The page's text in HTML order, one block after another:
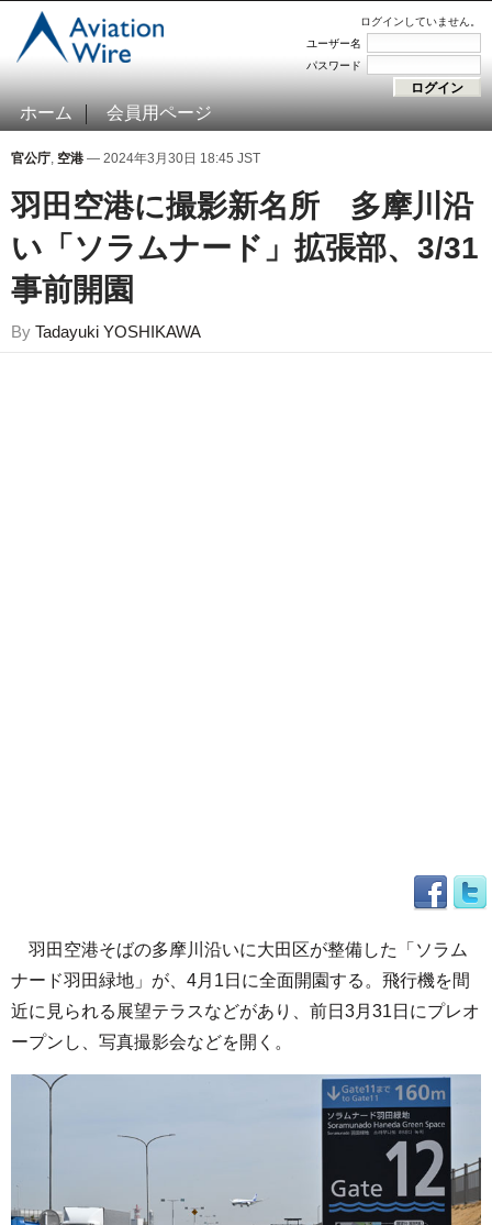
ログインしていません。
ユーザー名
パスワード
ホーム 会員用ページ
官公庁, 空港 — 2024年3月30日 18:45 JST
羽田空港に撮影新名所 多摩川沿
い「ソラムナード」拡張部、3/31
事前開園
By Tadayuki YOSHIKAWA
羽田空港そばの多摩川沿いに大田区が整備した「ソラム
ナード羽田緑地」が、4月1日に全面開園する。飛行機を間
近に見られる展望テラスなどがあり、前日3月31日にプレオ
ープンし、写真撮影会などを開く。